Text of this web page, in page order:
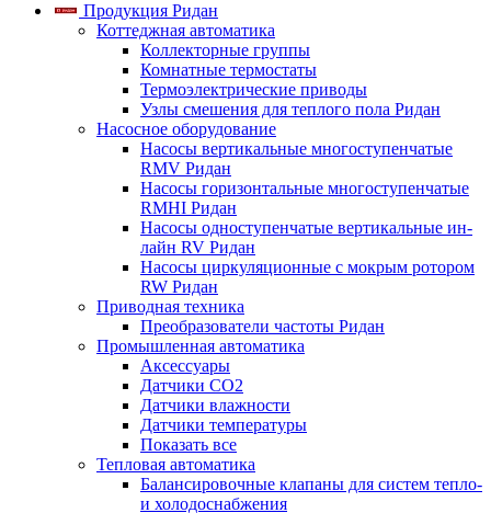
Продукция Ридан
Коттеджная автоматика
Коллекторные группы
Комнатные термостаты
Термоэлектрические приводы
Узлы смешения для теплого пола Ридан
Насосное оборудование
Насосы вертикальные многоступенчатые
RMV Ридан
Насосы горизонтальные многоступенчатые
RMHI Ридан
Насосы одноступенчатые вертикальные ин-
лайн RV Ридан
Насосы циркуляционные с мокрым ротором
RW Ридан
Приводная техника
Преобразователи частоты Ридан
Промышленная автоматика
Аксессуары
Датчики CO2
Датчики влажности
Датчики температуры
Показать все
Тепловая автоматика
Балансировочные клапаны для систем тепло-
и холодоснабжения